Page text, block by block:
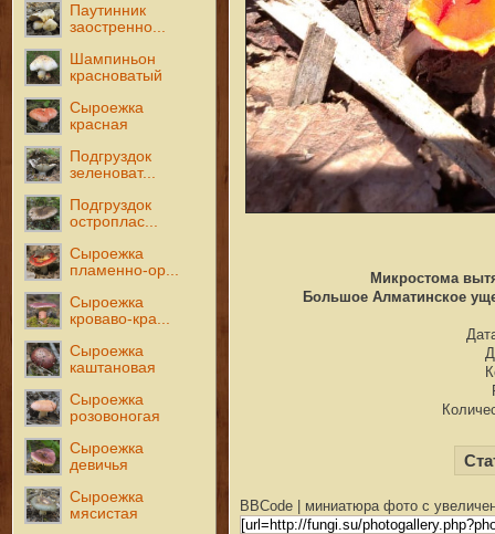
Паутинник
заостренно...
Шампиньон
красноватый
Сыроежка
красная
Подгруздок
зеленоват...
Подгруздок
остроплас...
Сыроежка
пламенно-ор...
Сыроежка
кроваво-кра...
Сыроежка
каштановая
Сыроежка
розовоногая
Сыроежка
девичья
Сыроежка
мясистая
Микростома
Большое Алматинское
BBCode | миниатюра фото с